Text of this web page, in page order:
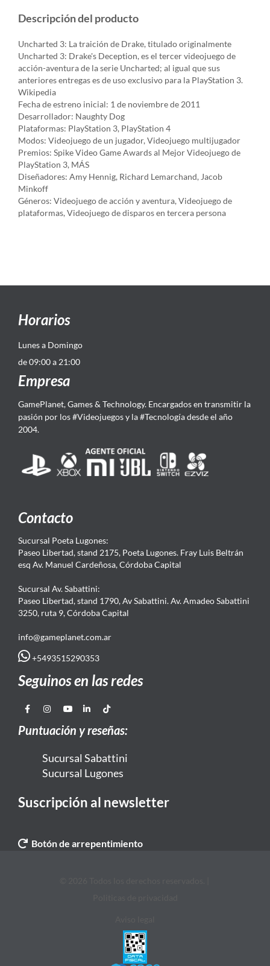
Descripción del producto
Uncharted 3: La traición de Drake, titulado originalmente
Uncharted 3: Drake's Deception, es el tercer videojuego de
acción-aventura de la serie Uncharted; al igual que sus
anteriores entregas es de uso exclusivo para la PlayStation 3.
Wikipedia
Fecha de estreno inicial: 1 de noviembre de 2011
Desarrollador: Naughty Dog
Plataformas: PlayStation 3, PlayStation 4
Modos: Videojuego de un jugador, Videojuego multijugador
Premios: Spike Video Game Awards al Mejor Videojuego de
PlayStation 3, MÁS
Diseñadores: Amy Hennig, Richard Lemarchand, Jacob
Minkoff
Géneros: Videojuego de acción y aventura, Videojuego de
plataformas, Videojuego de disparos en tercera persona
Horarios
Lunes a Domingo
de 09:00 a 21:00
Empresa
GamePlanet, Games & Technology. Encargados en transmitir la
pasión por los #Videojuegos y la #Tecnología desde el año
2004.
Contacto
Sucursal Poeta Lugones:
Paseo Libertad, stand 2175, Poeta Lugones. Fray Luis Beltrán
esq Av. Manuel Cardeñosa, Córdoba Capital
Sucursal Av. Sabattini:
Paseo Libertad, stand 1790, Av Sabattini. Av. Amadeo Sabattini
3250, ruta 9, Córdoba Capital
info@gameplanet.com.ar
+5493515290353
Seguinos en las redes
Puntuación y reseñas:
Sucursal Sabattini
Sucursal Lugones
Suscripción al newsletter
Botón de arrepentimiento